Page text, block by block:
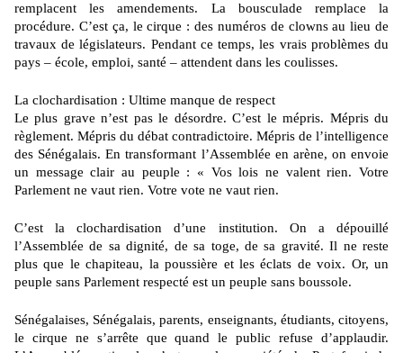
remplacent les amendements. La bousculade remplace la
procédure. C’est ça, le cirque : des numéros de clowns au lieu de
travaux de législateurs. Pendant ce temps, les vrais problèmes du
pays – école, emploi, santé – attendent dans les coulisses.
La clochardisation : Ultime manque de respect
Le plus grave n’est pas le désordre. C’est le mépris. Mépris du
règlement. Mépris du débat contradictoire. Mépris de l’intelligence
des Sénégalais. En transformant l’Assemblée en arène, on envoie
un message clair au peuple : « Vos lois ne valent rien. Votre
Parlement ne vaut rien. Votre vote ne vaut rien.
C’est la clochardisation d’une institution. On a dépouillé
l’Assemblée de sa dignité, de sa toge, de sa gravité. Il ne reste
plus que le chapiteau, la poussière et les éclats de voix. Or, un
peuple sans Parlement respecté est un peuple sans boussole.
Sénégalaises, Sénégalais, parents, enseignants, étudiants, citoyens,
le cirque ne s’arrête que quand le public refuse d’applaudir.